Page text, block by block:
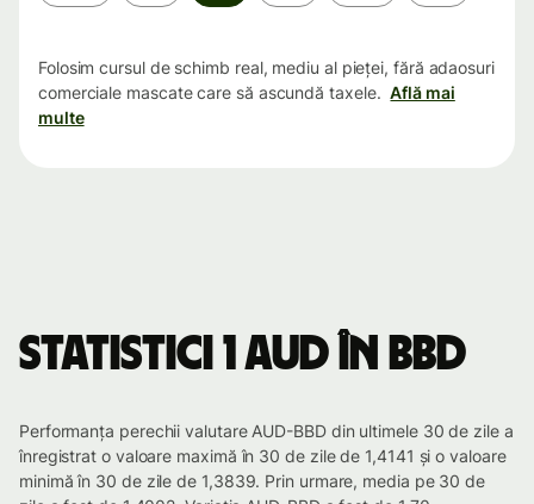
Folosim cursul de schimb real, mediu al pieței, fără adaosuri
comerciale mascate care să ascundă taxele. Află mai
multe
Statistici 1 AUD în BBD
Performanța perechii valutare AUD-BBD din ultimele 30 de zile a
înregistrat o valoare maximă în 30 de zile de 1,4141 și o valoare
minimă în 30 de zile de 1,3839. Prin urmare, media pe 30 de